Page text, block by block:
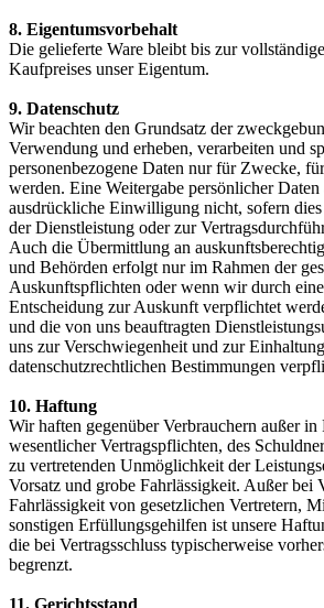
8. Eigentumsvorbehalt
Die gelieferte Ware bleibt bis zur
Kaufpreises unser Eigentum.
9. Datenschutz
Wir beachten den Grundsatz der
Verwendung und erheben, verarbeiten und
personenbezogene Daten nur für Zwecke,
werden. Eine Weitergabe persönlicher
ausdrückliche Einwilligung nicht, sofern
der Dienstleistung oder zur
Auch die Übermittlung an
und Behörden erfolgt nur im Rahmen der
Auskunftspflichten oder wenn wir durch
Entscheidung zur Auskunft verpflichtet
und die von uns beauftragten
uns zur Verschwiegenheit und zur
datenschutzrechtlichen Bestimmungen
10. Haftung
Wir haften gegenüber Verbrauchern außer
wesentlicher Vertragspflichten, des
zu vertretenden Unmöglichkeit der
Vorsatz und grobe Fahrlässigkeit. Außer bei
Fahrlässigkeit von gesetzlichen Vertretern,
sonstigen Erfüllungsgehilfen ist unsere
die bei Vertragsschluss typischerweise
begrenzt.
11. Gerichtsstand